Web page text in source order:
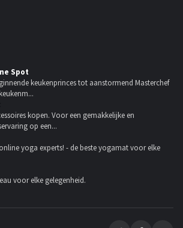
Spot
keukenprinces tot aanstormend Masterchef
kopen. Voor een gemakkelijke en
op een...
yoga experts! - de beste yogamat voor elke
voor elke gelegenheid.